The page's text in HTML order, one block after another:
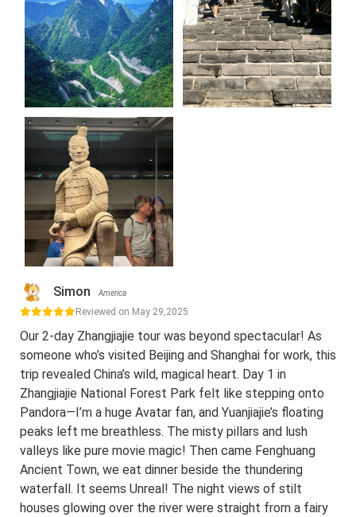
Simon America
Reviewed on May 29,2025
Our 2-day Zhangjiajie tour was beyond spectacular! As
someone who’s visited Beijing and Shanghai for work, this
trip revealed China’s wild, magical heart. Day 1 in
Zhangjiajie National Forest Park felt like stepping onto
Pandora—I’m a huge Avatar fan, and Yuanjiajie’s floating
peaks left me breathless. The misty pillars and lush
valleys like pure movie magic! Then came Fenghuang
Ancient Town, we eat dinner beside the thundering
waterfall. It seems Unreal! The night views of stilt
houses glowing over the river were straight from a fairy